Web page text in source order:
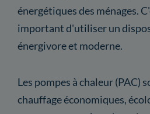
énergétiques des ménages.
important d'utiliser un
énergivore et moderne.
Les pompes à chaleur (PAC)
chauffage économiques,